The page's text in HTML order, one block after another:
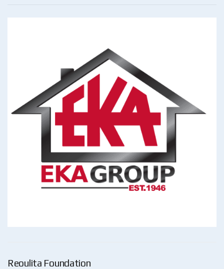
Reoulita Foundation